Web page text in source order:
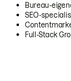
Bureau-
SEO-
Full-Stack